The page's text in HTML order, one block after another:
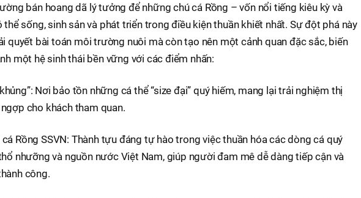
bán hoang dã lý tưởng để những chú cá Rồng – vốn nổi tiếng kiêu kỳ và
thể sống, sinh sản và phát triển trong điều kiện thuần khiết nhất. Sự đột phá này
quyết bài toán môi trường nuôi mà còn tạo nên một cảnh quan đặc sắc, biến
một hệ sinh thái bền vững với các điểm nhấn:
Nơi bảo tồn những cá thể “size đại” quý hiếm, mang lại trải nghiệm thị
cho khách tham quan.
Rồng SSVN: Thành tựu đáng tự hào trong việc thuần hóa các dòng cá quý
nhưỡng và nguồn nước Việt Nam, giúp người đam mê dễ dàng tiếp cận và
công.